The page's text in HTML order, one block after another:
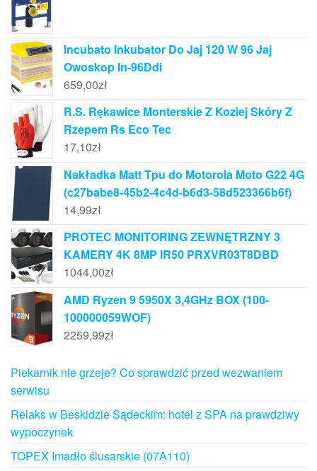
Incubato Inkubator Do Jaj 120 W 96 Jaj
Owoskop In-96Ddi
659,00zł
R.S. Rękawice Monterskie Z Koziej Skóry Z
Rzepem Rs Eco Tec
17,10zł
Nakładka Matt Tpu do Motorola Moto G22 4G
(c27babe8-45b2-4c4d-b6d3-58d523366b6f)
14,99zł
PROTEC MONITORING ZEWNĘTRZNY 3
KAMERY 4K 8MP IR50 PRXVR03T8DBD
1044,00zł
AMD Ryzen 9 5950X 3,4GHz BOX (100-
100000059WOF)
2259,99zł
Piekarnik nie grzeje? Co sprawdzić przed wezwaniem
serwisu
Relaks w Beskidzie Sądeckim: hotel z SPA na prawdziwy
wypoczynek
TOPEX Imadło ślusarskie (07A110)